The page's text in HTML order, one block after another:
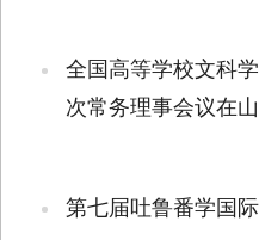
全国高等学校文科
次常务理事会议在
第七届吐鲁番学国